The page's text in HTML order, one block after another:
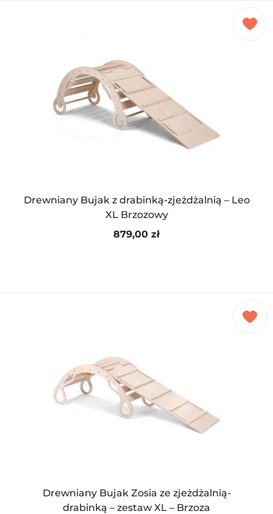
Drewniany Bujak z drabinką-zjeżdżalnią – Leo
XL Brzozowy
879,00 zł
Drewniany Bujak Zosia ze zjeżdżalnią-
drabinką – zestaw XL – Brzoza